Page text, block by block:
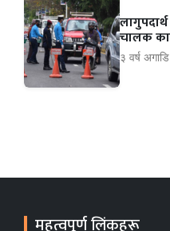
चालक
३ वर्ष अगाडि